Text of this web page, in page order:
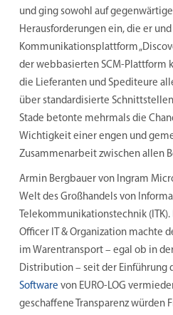
und ging sowohl auf
Herausforderungen ein, die er
Kommunikationsplattform
der webbasierten SCM-Plattform
die Lieferanten und Spediteure
über standardisierte
Stade betonte mehrmals die
Wichtigkeit einer engen und
Zusammenarbeit zwischen allen
Armin Bergbauer von Ingram
Welt des Großhandels von
Telekommunikationstechnik
Officer IT & Organization machte
im Warentransport – egal ob in
Distribution – seit der Einführung
Software von EURO-LOG
geschaffene Transparenz würden